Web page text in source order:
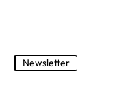
Newsletter